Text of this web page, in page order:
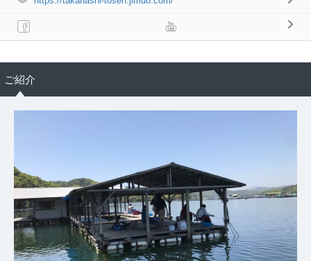
ご紹介